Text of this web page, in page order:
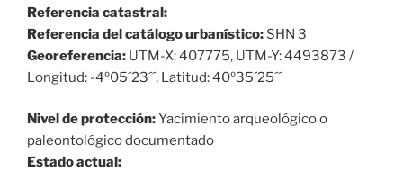
Referencia catastral:
Referencia del catálogo urbanístico: SHN 3
Georeferencia: UTM-X: 407775, UTM-Y: 4493873 /
Longitud: -4º05´23´´, Latitud: 40º35´25´´
Nivel de protección:Yacimiento arqueológico o
paleontológico documentado
Estado actual: